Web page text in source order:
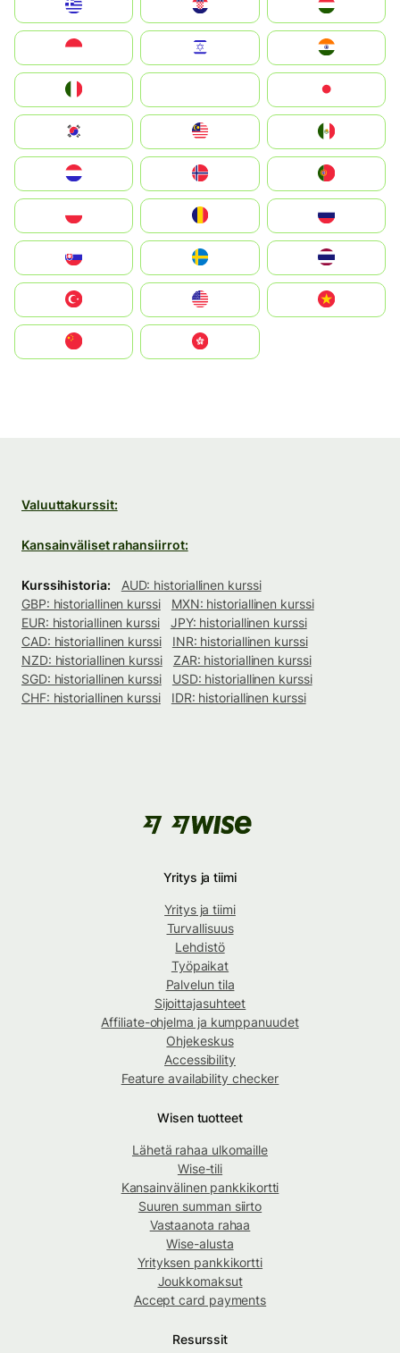
Magyarország
South Korea
United States
中國香港特別行政區
Valuuttakurssit:
Kansainväliset rahansiirrot:
Kurssihistoria:
AUD: historiallinen kurssi
GBP: historiallinen kurssi
MXN: historiallinen kurssi
EUR: historiallinen kurssi
JPY: historiallinen kurssi
CAD: historiallinen kurssi
INR: historiallinen kurssi
NZD: historiallinen kurssi
ZAR: historiallinen kurssi
SGD: historiallinen kurssi
USD: historiallinen kurssi
CHF: historiallinen kurssi
IDR: historiallinen kurssi
Yritys ja tiimi
Yritys ja tiimi
Turvallisuus
Lehdistö
Työpaikat
Palvelun tila
Sijoittajasuhteet
Affiliate-ohjelma ja kumppanuudet
Ohjekeskus
Accessibility
Feature availability checker
Wisen tuotteet
Lähetä rahaa ulkomaille
Wise-tili
Kansainvälinen pankkikortti
Suuren summan siirto
Vastaanota rahaa
Wise-alusta
Yrityksen pankkikortti
Joukkomaksut
Accept card payments
Resurssit